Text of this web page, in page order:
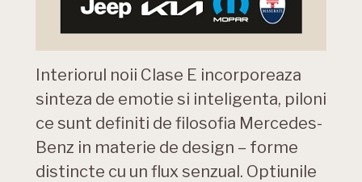
Interiorul noii Clase E incorporeaza
sinteza de emotie si inteligenta, piloni
ce sunt definiti de filosofia Mercedes-
Benz in materie de design – forme
distincte cu un flux senzual. Optiunile